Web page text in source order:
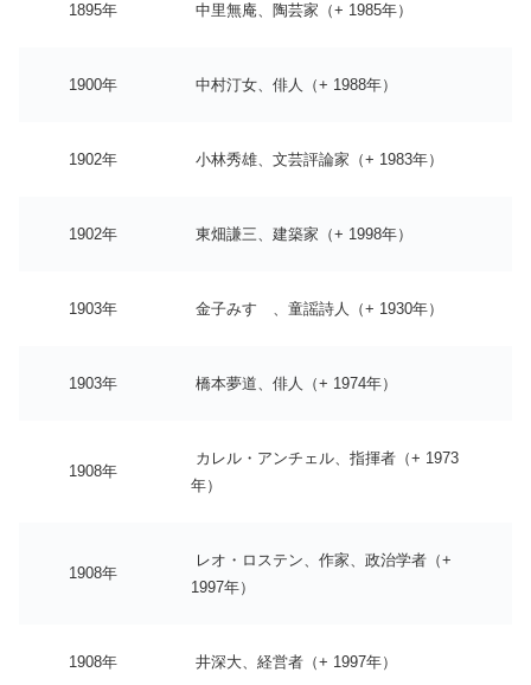
1895年 中里無庵、陶芸家（+ 1985年）
1900年 中村汀女、俳人（+ 1988年）
1902年 小林秀雄、文芸評論家（+ 1983年）
1902年 東畑謙三、建築家（+ 1998年）
1903年 金子みすゞ、童謡詩人（+ 1930年）
1903年 橋本夢道、俳人（+ 1974年）
1908年
カレル・アンチェル、指揮者（+ 1973
年）
1908年
レオ・ロステン、作家、政治学者（+
1997年）
1908年 井深大、経営者（+ 1997年）